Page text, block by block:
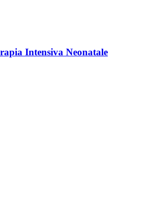
Intensiva Neonatale